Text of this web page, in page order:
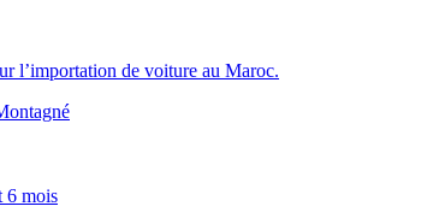
l’importation de voiture au Maroc.
6 mois